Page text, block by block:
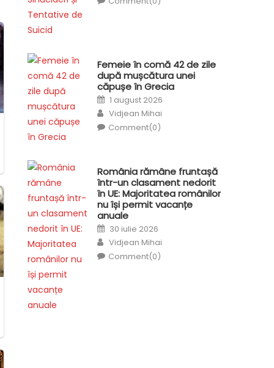
Femeie în comă 42 de zile
după mușcătura unei
căpușe în Grecia
Posted
on
1 august 2026
Author
Vidjean Mihai
Comment(0)
România rămâne fruntașă
într-un clasament nedorit
în UE: Majoritatea românilor
nu își permit vacanțe
anuale
Posted
on
30 iulie 2026
Author
Vidjean Mihai
Comment(0)